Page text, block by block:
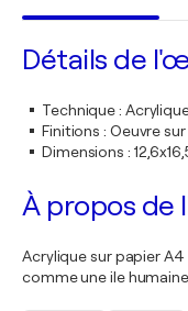
Détails de
Technique:
Finitions : Oeuvre
Dimensions :
À propos de
Acrylique sur papier
comme une ile